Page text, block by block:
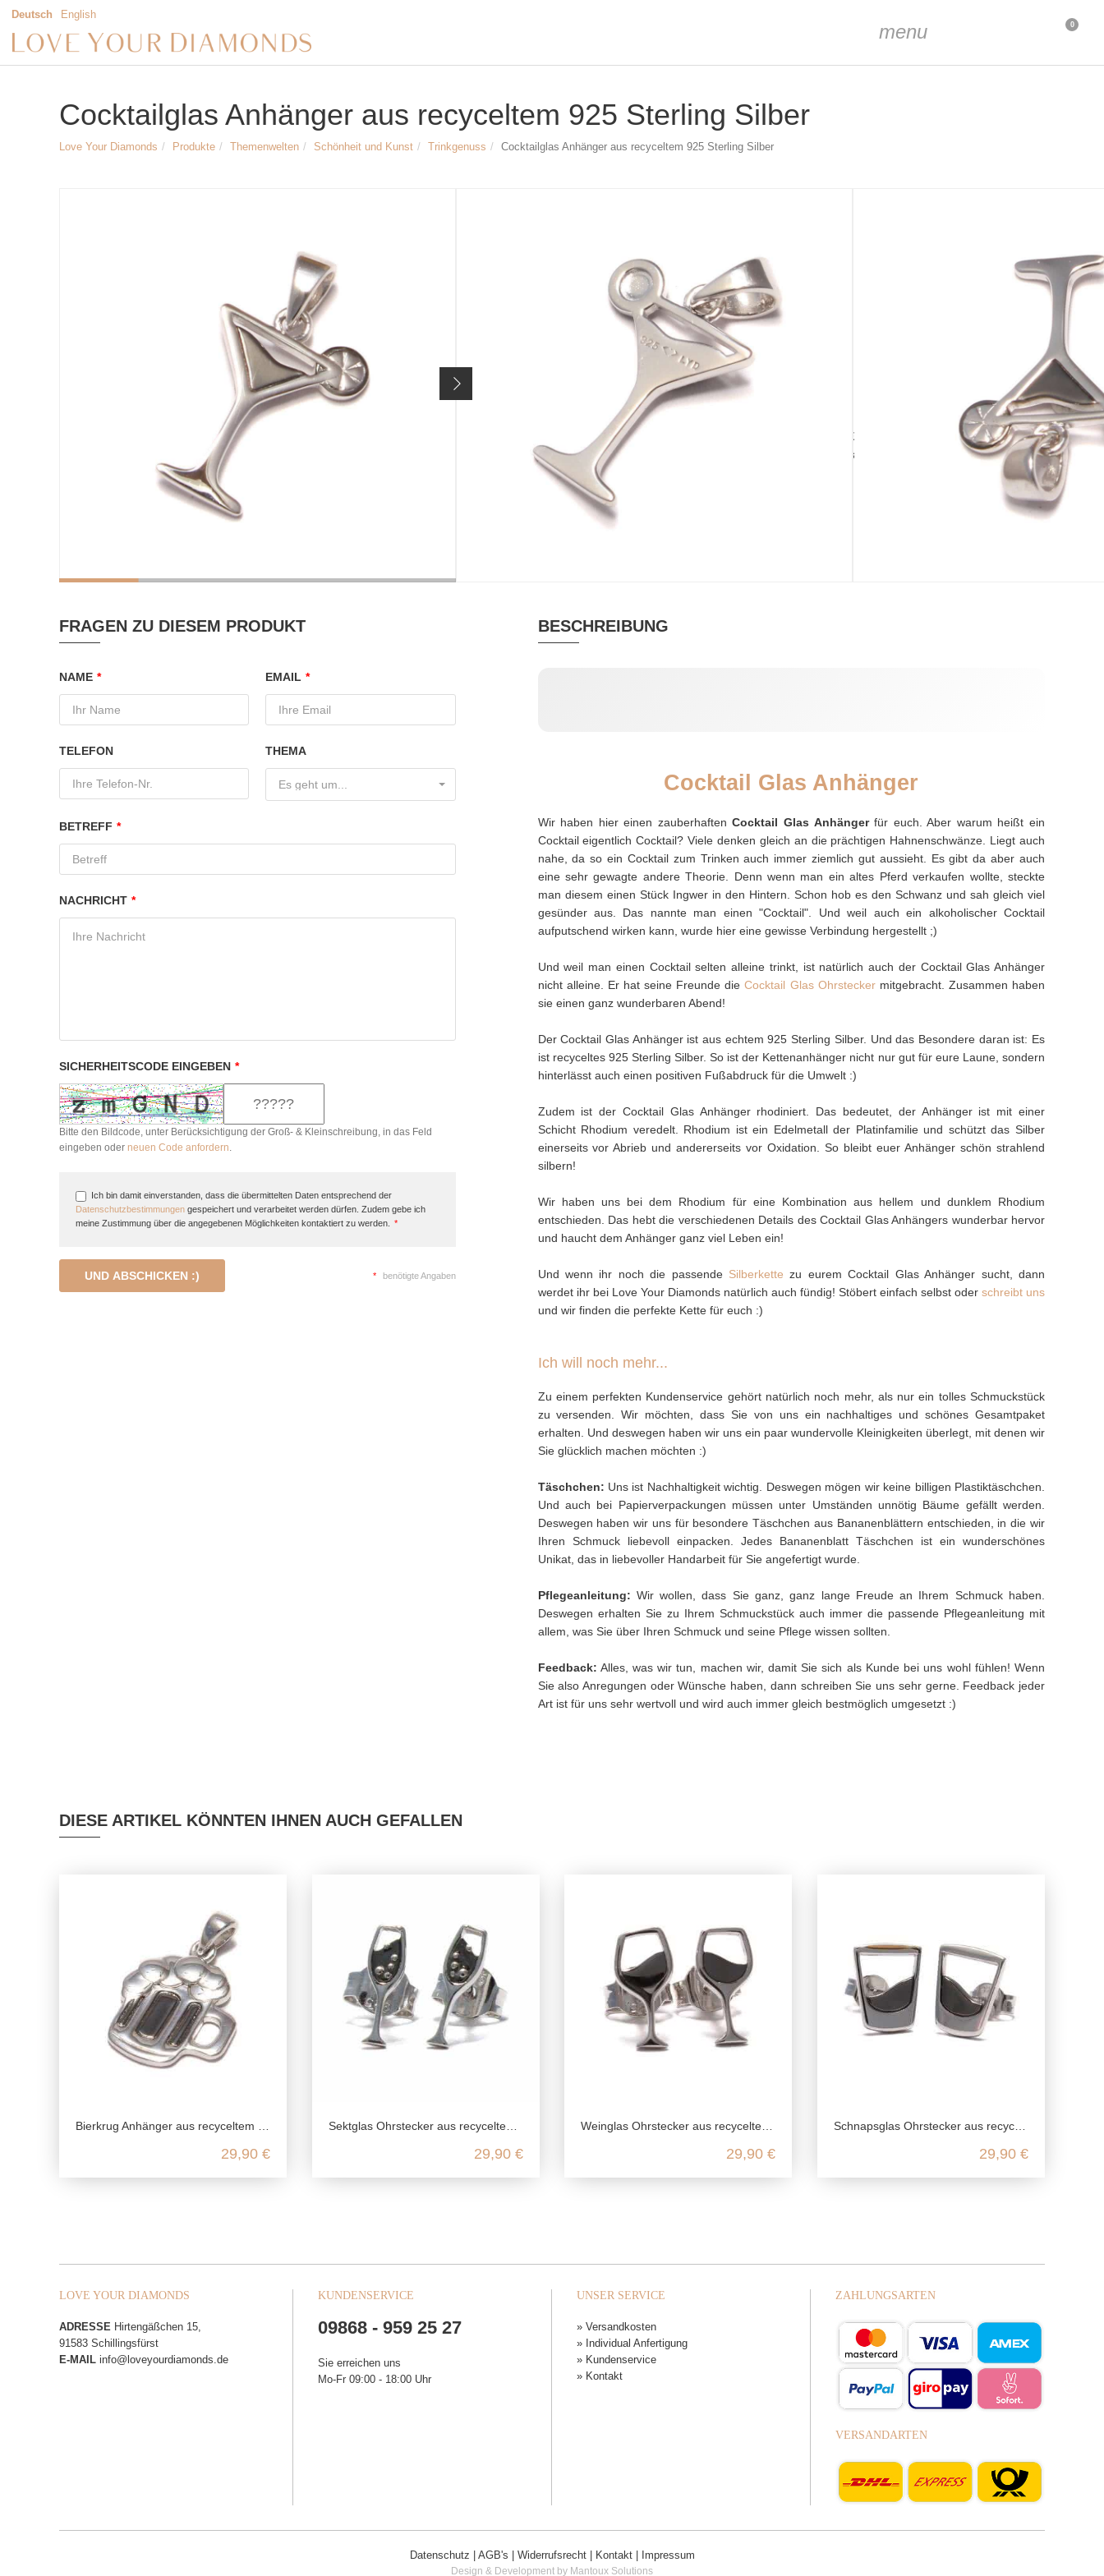
Deutsch English
menu 0
Cocktailglas Anhänger aus recyceltem 925 Sterling Silber
Love Your Diamonds Produkte Themenwelten Schönheit und Kunst Trinkgenuss Cocktailglas Anhänger aus recyceltem 925 Sterling Silber
Innendurchmesser der Anhängeröse: ca. 2mm
Material: recyceltes 925/- Sterling Silber, rhodiniert
Preis inkl. 19% MwSt. zzgl.Versandkosten
MATERIAL
Silber recycled
rhodiniert
TÄSCHCHEN
Palmblatttäschchen
BEIGABE
Silberputztuch
RECYCLED
FRAGEN ZU DIESEM PRODUKT
NAME * EMAIL *
TELEFON THEMA
Es geht um...
BETREFF *
NACHRICHT *
SICHERHEITSCODE EINGEBEN *
Bitte den Bildcode, unter Berücksichtigung der Groß- & Kleinschreibung, in das Feld
eingeben oder neuen Code anfordern.
Ich bin damit einverstanden, dass die übermittelten Daten entsprechend der
Datenschutzbestimmungen gespeichert und verarbeitet werden dürfen. Zudem gebe ich
meine Zustimmung über die angegebenen Möglichkeiten kontaktiert zu werden.
*
UND ABSCHICKEN :) * benötigte Angaben
BESCHREIBUNG
Cocktail Glas Anhänger
Wir haben hier einen zauberhaftenCocktail Glas Anhängerfür euch. Aber warum heißt ein
Cocktail eigentlich Cocktail? Viele denken gleich an die prächtigen Hahnenschwänze. Liegt auch
nahe, da so ein Cocktail zum Trinken auch immer ziemlich gut aussieht. Es gibt da aber auch
eine sehr gewagte andere Theorie. Denn wenn man ein altes Pferd verkaufen wollte, steckte
man diesem einen Stück Ingwer in den Hintern. Schon hob es den Schwanz und sah gleich viel
gesünder aus. Das nannte man einen "Cocktail". Und weil auch ein alkoholischer Cocktail
aufputschend wirken kann, wurde hier eine gewisse Verbindung hergestellt ;)
Und weil man einen Cocktail selten alleine trinkt, ist natürlich auch der Cocktail Glas Anhänger
nicht alleine. Er hat seine Freunde dieCocktail Glas Ohrsteckermitgebracht. Zusammen haben
sie einen ganz wunderbaren Abend!
Der Cocktail Glas Anhänger ist aus echtem 925 Sterling Silber. Und das Besondere daran ist: Es
ist recyceltes 925 Sterling Silber. So ist der Kettenanhänger nicht nur gut für eure Laune, sondern
hinterlässt auch einen positiven Fußabdruck für die Umwelt :)
Zudem ist der Cocktail Glas Anhänger rhodiniert. Das bedeutet, der Anhänger ist mit einer
Schicht Rhodium veredelt. Rhodium ist ein Edelmetall der Platinfamilie und schützt das Silber
einerseits vor Abrieb und andererseits vor Oxidation. So bleibt euer Anhänger schön strahlend
silbern!
Wir haben uns bei dem Rhodium für eine Kombination aus hellem und dunklem Rhodium
entschieden. Das hebt die verschiedenen Details des Cocktail Glas Anhängers wunderbar hervor
und haucht dem Anhänger ganz viel Leben ein!
Und wenn ihr noch die passende Silberkette zu eurem Cocktail Glas Anhänger sucht, dann
werdet ihr bei Love Your Diamonds natürlich auch fündig! Stöbert einfach selbst oder schreibt uns
und wir finden die perfekte Kette für euch :)
Ich will noch mehr...
Zu einem perfekten Kundenservice gehört natürlich noch mehr, als nur ein tolles Schmuckstück
zu versenden. Wir möchten, dass Sie von uns ein nachhaltiges und schönes Gesamtpaket
erhalten. Und deswegen haben wir uns ein paar wundervolle Kleinigkeiten überlegt, mit denen wir
Sie glücklich machen möchten :)
Täschchen: Uns ist Nachhaltigkeit wichtig. Deswegen mögen wir keine billigen Plastiktäschchen.
Und auch bei Papierverpackungen müssen unter Umständen unnötig Bäume gefällt werden.
Deswegen haben wir uns für besondere Täschchen aus Bananenblättern entschieden, in die wir
Ihren Schmuck liebevoll einpacken. Jedes Bananenblatt Täschchen ist ein wunderschönes
Unikat, das in liebevoller Handarbeit für Sie angefertigt wurde.
Pflegeanleitung: Wir wollen, dass Sie ganz, ganz lange Freude an Ihrem Schmuck haben.
Deswegen erhalten Sie zu Ihrem Schmuckstück auch immer die passende Pflegeanleitung mit
allem, was Sie über Ihren Schmuck und seine Pflege wissen sollten.
Feedback: Alles, was wir tun, machen wir, damit Sie sich als Kunde bei uns wohl fühlen! Wenn
Sie also Anregungen oder Wünsche haben, dann schreiben Sie uns sehr gerne. Feedback jeder
Art ist für uns sehr wertvoll und wird auch immer gleich bestmöglich umgesetzt :)
DIESE ARTIKEL KÖNNTEN IHNEN AUCH GEFALLEN
Bierkrug Anhänger aus recyceltem 925 Sterling Silber
29,90 €
Sektglas Ohrstecker aus recyceltem 925 Sterling Silber
29,90 €
Weinglas Ohrstecker aus recyceltem 925 Sterling Silber
29,90 €
Schnapsglas Ohrstecker aus recyceltem 925 Sterling Silber
29,90 €
LOVE YOUR DIAMONDS
ADRESSE Hirtengäßchen 15,
91583 Schillingsfürst
E-MAIL info@loveyourdiamonds.de
KUNDENSERVICE
09868 - 959 25 27
Sie erreichen uns
Mo-Fr 09:00 - 18:00 Uhr
UNSER SERVICE
» Versandkosten
» Individual Anfertigung
» Kundenservice
» Kontakt
ZAHLUNGSARTEN
VERSANDARTEN
Datenschutz AGB's Widerrufsrecht| Kontakt| Impressum
Design & Development by Mantoux Solutions